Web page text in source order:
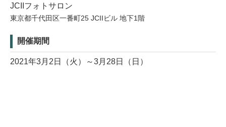
JCIIフォトサロン
東京都千代田区一番町25 JCIIビル 地下1階
開催期間
2021年3月2日（火）～3月28日（日）